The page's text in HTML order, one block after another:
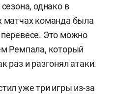
однако в
матчах команда была
Это можно
Ремпала, который
раз и разгонял атаки.
уже три игры из-за